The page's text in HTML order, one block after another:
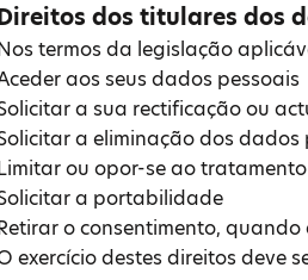
dos titulares dos
termos da legislação
aos seus dados pessoais
a sua rectificação ou
a eliminação dos dados
ou opor-se ao tratamento
a portabilidade
o consentimento,
exercício destes direitos